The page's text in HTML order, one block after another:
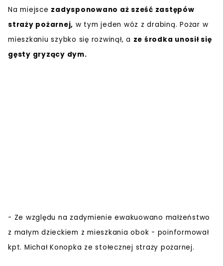
Na miejsce zadysponowano aż sześć zastępów
straży pożarnej, w tym jeden wóz z drabiną. Pożar w
mieszkaniu szybko się rozwinął, a ze środka unosił się
gęsty gryzący dym.
- Ze względu na zadymienie ewakuowano małżeństwo
z małym dzieckiem z mieszkania obok - poinformował
kpt. Michał Konopka ze stołecznej straży pożarnej.